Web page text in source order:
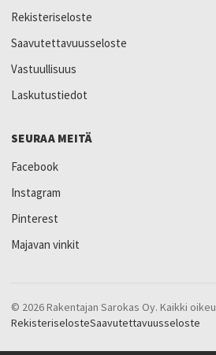
Rekisteriseloste
Saavutettavuusseloste
Vastuullisuus
Laskutustiedot
SEURAA MEITÄ
Facebook
Instagram
Pinterest
Majavan vinkit
© 2026 Rakentajan Sarokas Oy. Kaikki
RekisteriselosteSaavutettavuusseloste